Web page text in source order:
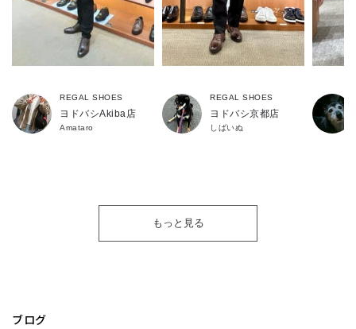
REGAL SHOES
ヨドバシAkiba店
Amataro
REGAL SHOES
ヨドバシ京都店
しばいぬ
もっと見る
ブログ